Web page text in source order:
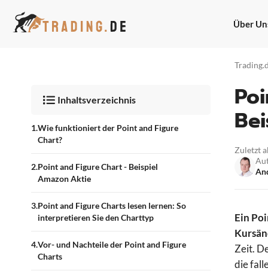
Inhalt
Über
Zuletzt
Ein
Zeit.
die
Inhaltsverzeichnis
Wie funktioniert der Point and Figure
Chart?
Point and Figure Chart - Beispiel
Amazon Aktie
Point and Figure Charts lesen lernen: So
interpretieren Sie den Charttyp
Vor- und Nachteile der Point and Figure
Charts